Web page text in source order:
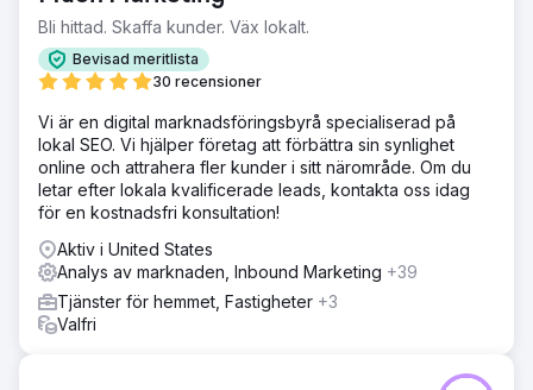
Bli hittad. Skaffa kunder. Väx lokalt.
Bevisad meritlista
30 recensioner
Vi är en digital marknadsföringsbyrå specialiserad på
lokal SEO. Vi hjälper företag att förbättra sin synlighet
online och attrahera fler kunder i sitt närområde. Om du
letar efter lokala kvalificerade leads, kontakta oss idag
för en kostnadsfri konsultation!
Aktiv i United States
Analys av marknaden, Inbound Marketing +39
Tjänster för hemmet, Fastigheter +3
Valfri